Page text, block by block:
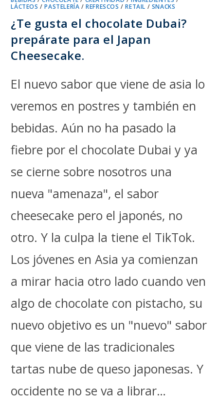
LÁCTEOS /PASTELERÍA /REFRESCOS /RETAIL / SNACKS
¿Te gusta el chocolate Dubai?
prepárate para el Japan
Cheesecake.
El nuevo sabor que viene de asia lo
veremos en postres y también en
bebidas. Aún no ha pasado la
fiebre por el chocolate Dubai y ya
se cierne sobre nosotros una
nueva "amenaza", el sabor
cheesecake pero el japonés, no
otro. Y la culpa la tiene el TikTok.
Los jóvenes en Asia ya comienzan
a mirar hacia otro lado cuando ven
algo de chocolate con pistacho, su
nuevo objetivo es un "nuevo" sabor
que viene de las tradicionales
tartas nube de queso japonesas. Y
occidente no se va a librar…